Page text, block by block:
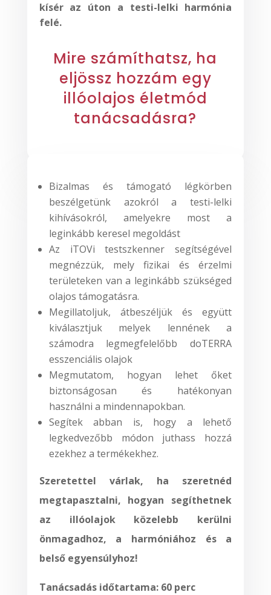
kísér az úton a testi-lelki harmónia
felé.
Mire számíthatsz, ha
eljössz hozzám egy
illóolajos életmód
tanácsadásra?
Bizalmas és támogató légkörben
beszélgetünk azokról a testi-lelki
kihívásokról, amelyekre most a
leginkább keresel megoldást
Az iTOVi testszkenner segítségével
megnézzük, mely fizikai és érzelmi
területeken van a leginkább szükséged
olajos támogatásra.
Megillatoljuk, átbeszéljük és együtt
kiválasztjuk melyek lennének a
számodra legmegfelelőbb doTERRA
esszenciális olajok
Megmutatom, hogyan lehet őket
biztonságosan és hatékonyan
használni a mindennapokban.
Segítek abban is, hogy a lehető
legkedvezőbb módon juthass hozzá
ezekhez a termékekhez.
Szeretettel várlak, ha szeretnéd
megtapasztalni, hogyan segíthetnek
az illóolajok közelebb kerülni
önmagadhoz, a harmóniához és a
belső egyensúlyhoz!
Tanácsadás időtartama:60 perc